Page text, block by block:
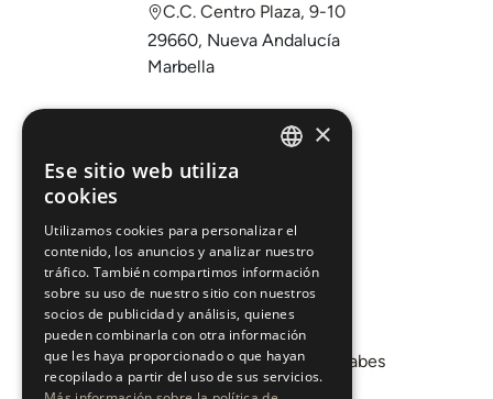
C.C. Centro Plaza, 9-10
29660, Nueva Andalucía
Marbella
Sobre nosotros
Áreas
Promociones
Departamento de Mercados Árabes
×
Ese sitio web utiliza
cookies
Utilizamos cookies para personalizar el
contenido, los anuncios y analizar nuestro
tráfico. También compartimos información
sobre su uso de nuestro sitio con nuestros
socios de publicidad y análisis, quienes
pueden combinarla con otra información
que les haya proporcionado o que hayan
recopilado a partir del uso de sus servicios.